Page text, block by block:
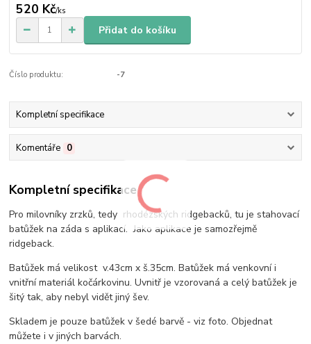
520 Kč/ks
Přidat do košíku
Číslo produktu: -7
Kompletní specifikace
Komentáře 0
Kompletní specifikace
Pro milovníky zrzků, tedy rhodézských ridgebacků, tu je stahovací
batůžek na záda s aplikací. Jako aplikace je samozřejmě
ridgeback.
Batůžek má velikost v.43cm x š.35cm. Batůžek má venkovní i
vnitřní materiál kočárkovinu. Uvnitř je vzorovaná a celý batůžek je
šitý tak, aby nebyl vidět jiný šev.
Skladem je pouze batůžek v šedé barvě - viz foto. Objednat
můžete i v jiných barvách.